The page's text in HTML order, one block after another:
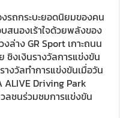
รถกระบะยอดนิยมของคน
สนองเร้าใจด้วยพลังของ
ล่าง GR Sport เกาะถนน
งเงินรางวัลการแข่งขัน
งวัลทำการแข่งขันเมื่อวัน
ALIVE Driving Park
ลชนร่วมชมการแข่งขัน